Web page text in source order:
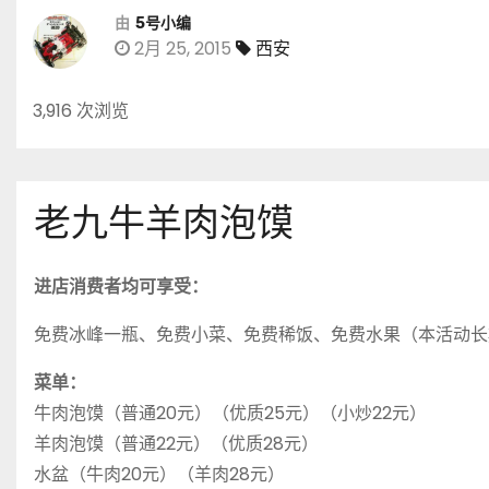
由 5号小编
2月 25, 2015 西安
3,916 次浏览
老九牛羊肉泡馍
进店消费者均可享受：
免费冰峰一瓶、免费小菜、免费稀饭、免费水果（本活动
菜单：
牛肉泡馍（普通20元）（优质25元）（小炒22元）
羊肉泡馍（普通22元）（优质28元）
水盆（牛肉20元）（羊肉28元）